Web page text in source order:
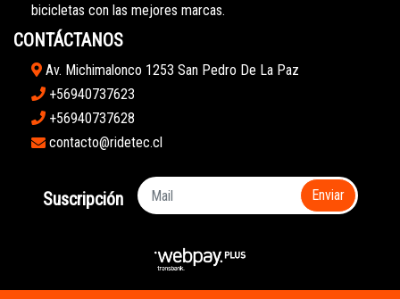
bicicletas con las mejores marcas.
CONTÁCTANOS
Av. Michimalonco 1253 San Pedro De La Paz
+56940737623
+56940737628
contacto@ridetec.cl
Suscripción Enviar